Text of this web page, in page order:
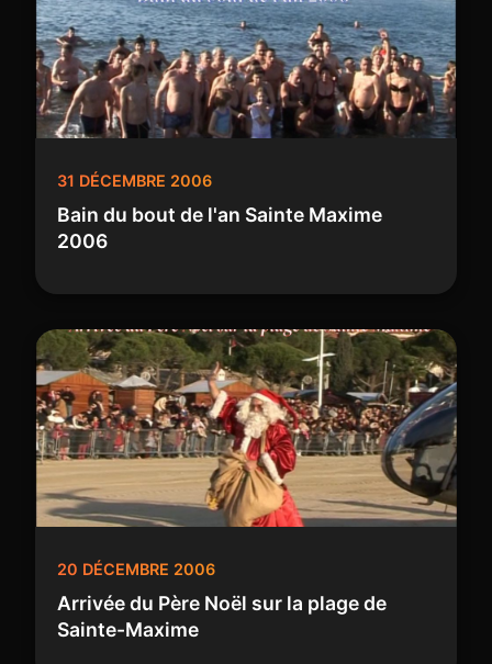
31 DÉCEMBRE 2006
Bain du bout de l'an Sainte Maxime
2006
20 DÉCEMBRE 2006
Arrivée du Père Noël sur la plage de
Sainte-Maxime